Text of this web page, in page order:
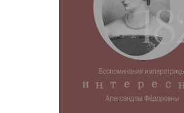
Императрица
Федоровна.